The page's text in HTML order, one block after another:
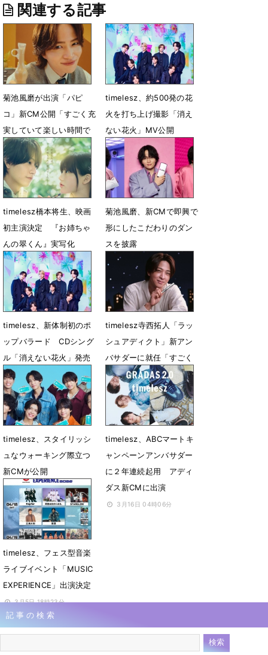
関連する記事
菊池風磨が出演「パピ
コ」新CM公開「すごく充
実していて楽しい時間で
した」
7月15日 18時30分
timelesz、約500発の花
火を打ち上げ撮影「消え
ない花火」MV公開
6月25日 19時05分
timelesz橋本将生、映画
初主演決定 『お姉ちゃ
んの翠くん』実写化
5月31日 17時32分
菊池風磨、新CMで即興で
形にしたこだわりのダン
スを披露
5月28日 06時00分
timelesz、新体制初のポ
ップバラード CDシング
ル「消えない花火」発売
決定
5月14日 18時01分
timelesz寺西拓人「ラッ
シュアディクト」新アン
バサダーに就任「すごく
楽しい撮影になりまし
た」
5月11日 12時03分
timelesz、スタイリッシ
ュなウォーキング際立つ
新CMが公開
4月2日 12時00分
timelesz、ABCマートキ
ャンペーンアンバサダー
に２年連続起用 アディ
ダス新CMに出演
3月16日 04時06分
timelesz、フェス型音楽
ライブイベント「MUSIC
EXPERIENCE」出演決定
3月5日 18時23分
記事の検索